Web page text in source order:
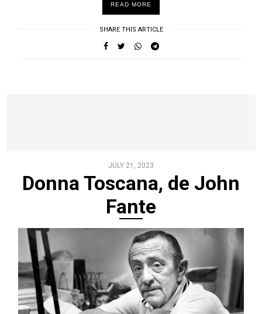
READ MORE
SHARE THIS ARTICLE
JULY 21, 2023
Donna Toscana, de John
Fante